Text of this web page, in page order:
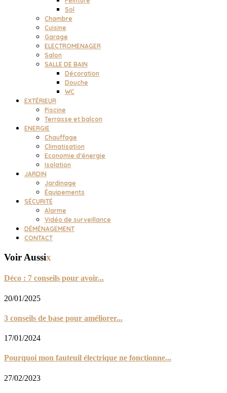
Sol
Chambre
Cuisine
Garage
ELECTROMENAGER
Salon
SALLE DE BAIN
Décoration
Douche
WC
EXTÉRIEUR
Piscine
Terrasse et balcon
ENERGIE
Chauffage
Climatisation
Economie d’énergie
Isolation
JARDIN
Jardinage
Équipements
SÉCURITÉ
Alarme
Vidéo de surveillance
DÉMÉNAGEMENT
CONTACT
Voir Aussix
Déco : 7 conseils pour avoir...
20/01/2025
3 conseils de base pour améliorer...
17/01/2024
Pourquoi mon fauteuil électrique ne fonctionne...
27/02/2023